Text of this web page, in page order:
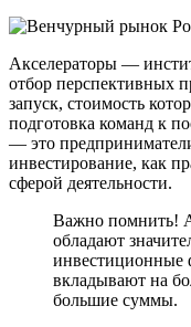
Акселераторы —
отбор перспективных
запуск, стоимость
подготовка команд к
— это
инвестирование, как
сферой деятельности.
Важно помнить!
обладают
инвестиционные
вкладывают на
большие суммы.